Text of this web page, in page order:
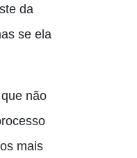
da
se ela
não
mais